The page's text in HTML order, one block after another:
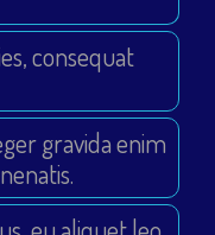
consequat
gravida enim